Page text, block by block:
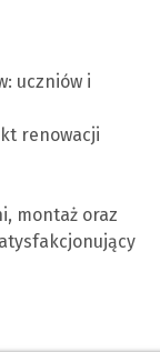
uczniów i
renowacji
montaż oraz